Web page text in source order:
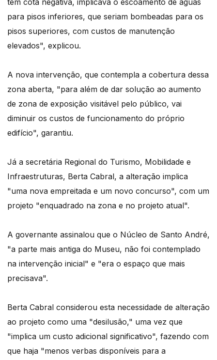
tem cota negativa, implicava o escoamento de águas
para pisos inferiores, que seriam bombeadas para os
pisos superiores, com custos de manutenção
elevados", explicou.
A nova intervenção, que contempla a cobertura dessa
zona aberta, "para além de dar solução ao aumento
de zona de exposição visitável pelo público, vai
diminuir os custos de funcionamento do próprio
edifício", garantiu.
Já a secretária Regional do Turismo, Mobilidade e
Infraestruturas, Berta Cabral, a alteração implica
"uma nova empreitada e um novo concurso", com um
projeto "enquadrado na zona e no projeto atual".
A governante assinalou que o Núcleo de Santo André,
"a parte mais antiga do Museu, não foi contemplado
na intervenção inicial" e "era o espaço que mais
precisava".
Berta Cabral considerou esta necessidade de alteração
ao projeto como uma "desilusão," uma vez que
"implica um custo adicional significativo", fazendo com
que haja "menos verbas disponíveis para a